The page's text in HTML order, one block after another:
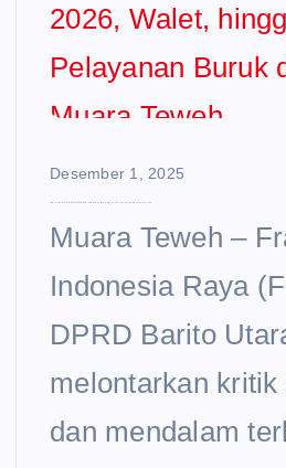
Desember 1, 2025
Muara Teweh –
Indonesia Raya
DPRD Barito
melontarkan kritik
dan mendalam